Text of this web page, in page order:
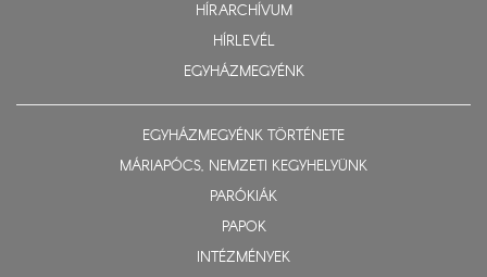
HÍRARCHÍVUM
HÍRLEVÉL
EGYHÁZMEGYÉNK
EGYHÁZMEGYÉNK TÖRTÉNETE
MÁRIAPÓCS, NEMZETI KEGYHELYÜNK
PARÓKIÁK
PAPOK
INTÉZMÉNYEK